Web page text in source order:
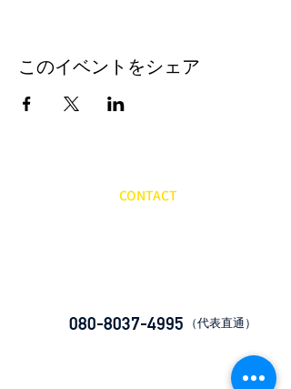
このイベントをシェア
CONTACT
080-8037-4995 ​（代表直通）